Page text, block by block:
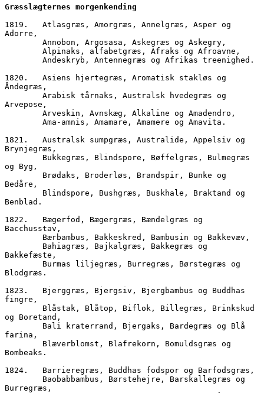
Græsslægternes morgenkending
1819.	Atlasgræs, Amorgræs, Annelgræs, Asper og
Adorre,
        Annobon, Argosasa, Askegræs og Askegry,
        Alpinaks, alfabetgræs, Afraks og Afroavne,
        Andeskryb, Antennegræs og Afrikas treenighed.
1820.	Asiens hjertegræs, Aromatisk stakløs og
Åndegræs,
Arvepose,
        Arveskin, Avnskæg, Alkaline og Amadendro,
        Ama-amnis, Amamare, Amamere og Amavita.
1821.	Australsk sumpgræs, Australide, Appelsiv og
Brynjegræs,
og Byg,
Bedåre,
Benblad.
1822.	Bægerfod, Bægergræs, Bændelgræs og
Bacchusstav,
        Bærbambus, Bakkeskred, Bambusin og Bakkevæv,
Bakkefæste,
Blodgræs.
1823.	Bjerggræs, Bjergsiv, Bjergbambus og Buddhas
fingre,
og Boretand,
farina,
Bombeaks.
Burregræs,